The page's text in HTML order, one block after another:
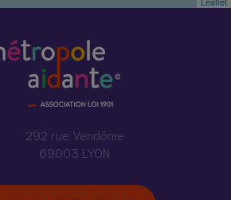
292 rue Vendôme
69003 LYON